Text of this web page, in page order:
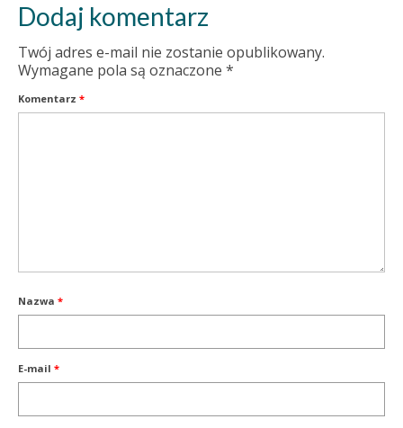
Dodaj komentarz
Twój adres e-mail nie zostanie opublikowany.
Wymagane pola są oznaczone *
Komentarz *
Nazwa *
E-mail *